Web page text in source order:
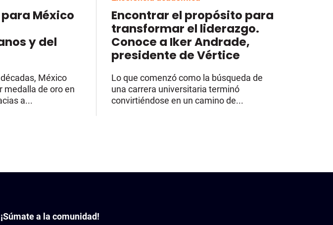
México
y del
México
medalla de oro en
a...
Encontrar el propósito para
transformar el liderazgo.
Conoce a Iker Andrade,
presidente de Vértice
Lo que comenzó como la búsqueda de
una carrera universitaria terminó
convirtiéndose en un camino de...
¡Súmate a la comunidad!